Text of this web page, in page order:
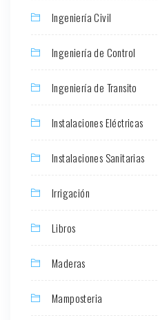
Ingeniería Civil
Ingeniería de Control
Ingeniería de Transito
Instalaciones Eléctricas
Instalaciones Sanitarias
Irrigación
Libros
Maderas
Mamposteria